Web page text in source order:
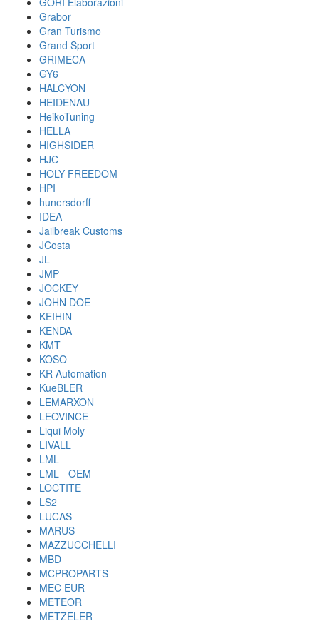
Grabor
Gran Turismo
Grand Sport
GRIMECA
GY6
HALCYON
HEIDENAU
HeikoTuning
HELLA
HIGHSIDER
HJC
HOLY FREEDOM
HPI
hunersdorff
IDEA
Jailbreak Customs
JCosta
JL
JMP
JOCKEY
JOHN DOE
KEIHIN
KENDA
KMT
KOSO
KR Automation
KueBLER
LEMARXON
LEOVINCE
Liqui Moly
LIVALL
LML
LML - OEM
LOCTITE
LS2
LUCAS
MARUS
MAZZUCCHELLI
MBD
MCPROPARTS
MEC EUR
METEOR
METZELER